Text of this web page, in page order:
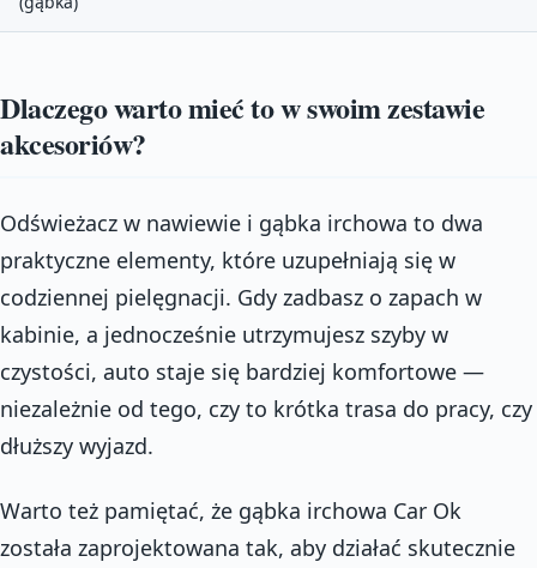
Dlaczego warto mieć to w swoim zestawie
akcesoriów?
Odświeżacz w nawiewie i gąbka irchowa to dwa
praktyczne elementy, które uzupełniają się w
codziennej pielęgnacji. Gdy zadbasz o zapach w
kabinie, a jednocześnie utrzymujesz szyby w
czystości, auto staje się bardziej komfortowe —
niezależnie od tego, czy to krótka trasa do pracy, czy
dłuższy wyjazd.
Warto też pamiętać, że gąbka irchowa Car Ok
została zaprojektowana tak, aby działać skutecznie